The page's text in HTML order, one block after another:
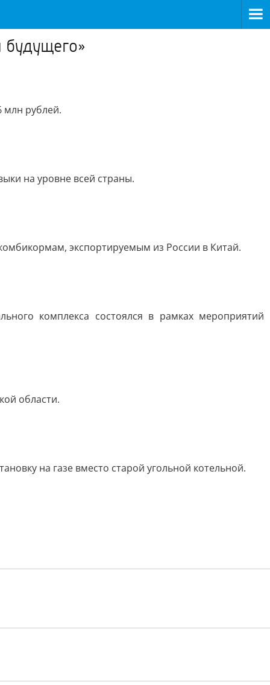
будущего»
млн рублей.
на уровне всей страны.
экспортируемым из России в Китай.
комплекса состоялся в рамках мероприятий
области.
на газе вместо старой угольной котельной.